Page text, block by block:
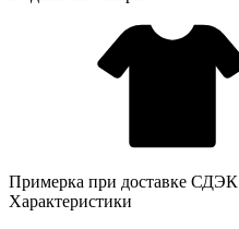
Примерка при доставке СДЭК
Характеристики